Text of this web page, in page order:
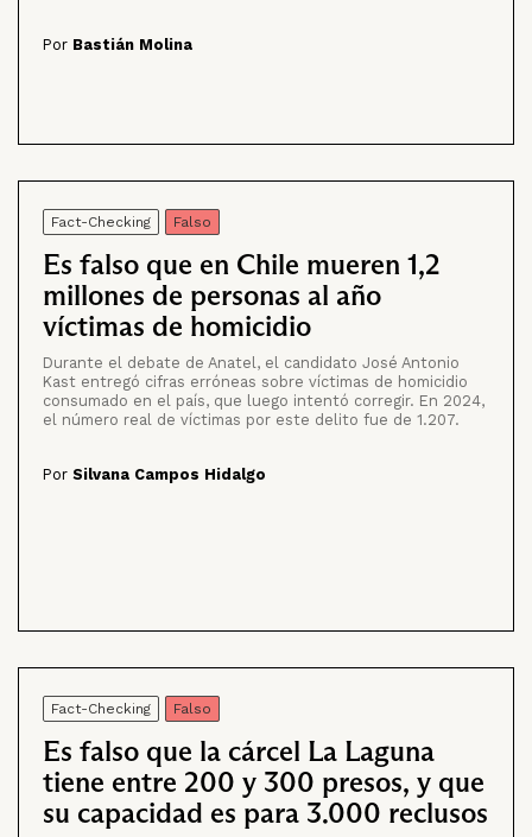
Por Bastián Molina
Fact-Checking Falso
Es falso que en Chile mueren 1,2
millones de personas al año
víctimas de homicidio
Durante el debate de Anatel, el candidato José Antonio
Kast entregó cifras erróneas sobre víctimas de homicidio
consumado en el país, que luego intentó corregir. En 2024,
el número real de víctimas por este delito fue de 1.207.
Por Silvana Campos Hidalgo
Fact-Checking Falso
Es falso que la cárcel La Laguna
tiene entre 200 y 300 presos, y que
su capacidad es para 3.000 reclusos